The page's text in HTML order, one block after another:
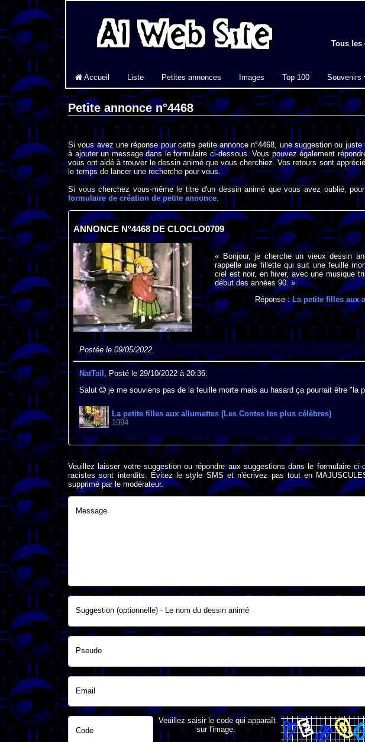
Tous les
Accueil Liste Petites annonces Images Top 100 Souvenirs
Petite annonce n°4468
Si vous avez une réponse pour cette petite annonce n°4468, une suggestion ou
à ajouter un message dans le formulaire ci-dessous. Vous pouvez également
vous ont aidé à trouver le dessin animé que vous cherchiez. Vos retours sont
le temps de lancer une recherche pour vous.
Si vous cherchez vous-même le titre d'un dessin animé que vous avez oublié,
formulaire de création de petite annonce.
ANNONCE N°4468 DE CLOCLO0709
« Bonjour, je cherche un vieux dessin
rappelle une fillette qui suit une feuille
ciel est noir, en hiver, avec une musique
début des années 90. »
Réponse :La petite filles aux
Postée le 09/05/2022.
NatTail , Posté le 29/10/2022 à 20:36.
Salut
je me souviens pas de la feuille morte mais au hasard ça pourrait être "la
La petite filles aux allumettes (Les Contes les plus célèbres)
1994
Veuillez laisser votre suggestion ou répondre aux suggestions dans le formulaire
racistes sont interdits. Evitez le style SMS et n'écrivez pas tout en
supprimé par le modérateur.
Message
Suggestion (optionnelle) - Le nom du dessin animé
Pseudo
Email
Code
Veuillez saisir le code qui apparaît
sur l'image.